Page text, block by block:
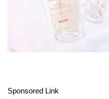
Sponsored Link